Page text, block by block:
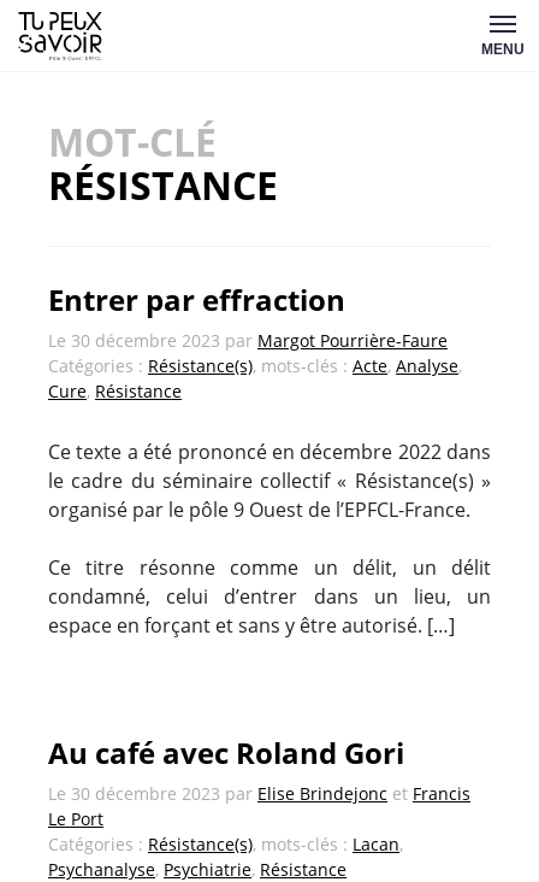
Aller
au
MENU
MOT-CLÉ
RÉSISTANCE
Entrer par effraction
Le 30 décembre 2023 par Margot Pourrière-Faure
Catégories : Résistance(s), mots-clés : Acte, Analyse,
Cure, Résistance
Ce texte a été prononcé en décembre 2022 dans
le cadre du séminaire collectif « Résistance(s) »
organisé par le pôle 9 Ouest de l’EPFCL-France.
Ce titre résonne comme un délit, un délit
condamné, celui d’entrer dans un lieu, un
espace en forçant et sans y être autorisé. […]
Au café avec Roland Gori
Le 30 décembre 2023 par Elise Brindejonc et Francis
Le Port
Catégories : Résistance(s), mots-clés : Lacan,
Psychanalyse, Psychiatrie, Résistance